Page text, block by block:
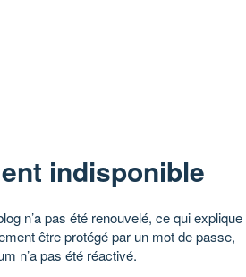
indisponible
n’a pas été renouvelé, ce qui explique
être protégé par un mot de passe,
n’a pas été réactivé.